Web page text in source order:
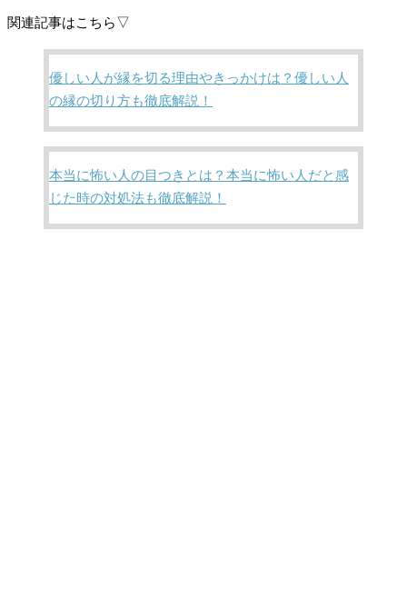
関連記事はこちら▽
優しい人が縁を切る理由やきっかけは？優しい人
の縁の切り方も徹底解説！
本当に怖い人の目つきとは？本当に怖い人だと感
じた時の対処法も徹底解説！